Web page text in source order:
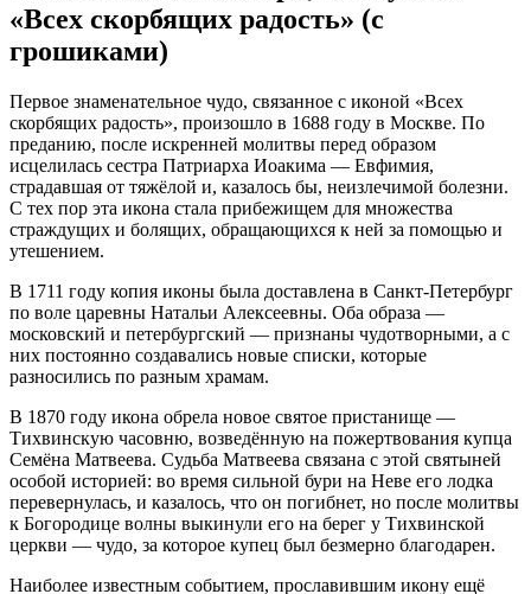
«Всех скорбящих радость» (с
грошиками)
Первое знаменательное чудо, связанное с иконой «Всех
скорбящих радость», произошло в 1688 году в Москве. По
преданию, после искренней молитвы перед образом
исцелилась сестра Патриарха Иоакима — Евфимия,
страдавшая от тяжёлой и, казалось бы, неизлечимой болезни.
С тех пор эта икона стала прибежищем для множества
страждущих и болящих, обращающихся к ней за помощью и
утешением.
В 1711 году копия иконы была доставлена в Санкт-Петербург
по воле царевны Натальи Алексеевны. Оба образа —
московский и петербургский — признаны чудотворными, а с
них постоянно создавались новые списки, которые
разносились по разным храмам.
В 1870 году икона обрела новое святое пристанище —
Тихвинскую часовню, возведённую на пожертвования купца
Семёна Матвеева. Судьба Матвеева связана с этой святыней
особой историей: во время сильной бури на Неве его лодка
перевернулась, и казалось, что он погибнет, но после молитвы
к Богородице волны выкинули его на берег у Тихвинской
церкви — чудо, за которое купец был безмерно благодарен.
Наиболее известным событием, прославившим икону ещё